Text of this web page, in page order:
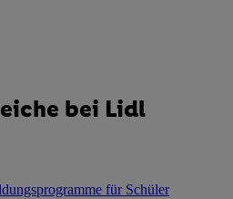
bei Lidl
für Schüler